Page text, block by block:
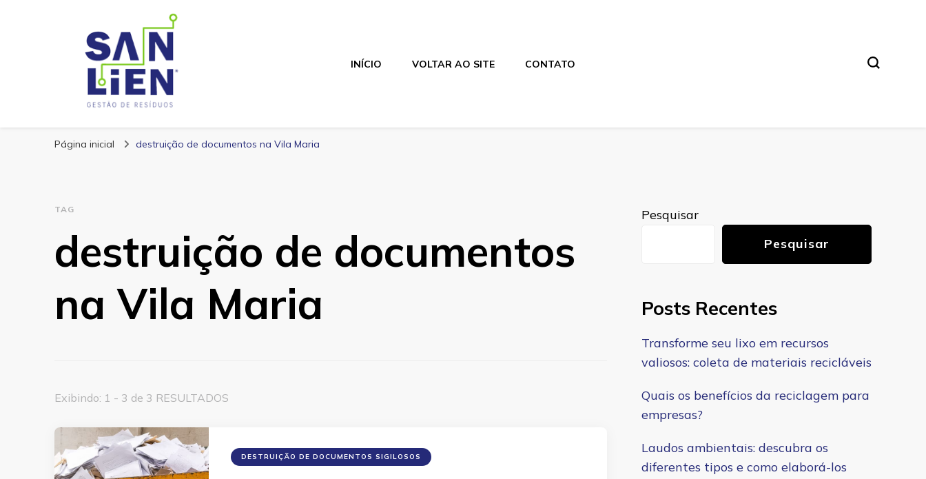
San Lien
INÍCIO VOLTAR AO SITE CONTATO
Página inicial destruição de documentos na Vila Maria
TAG
destruição de documentos
na Vila Maria
Exibindo: 1 - 3 de 3 RESULTADOS
DESTRUIÇÃO DE DOCUMENTOS SIGILOSOS
Pesquisar
Pesquisar
Posts Recentes
Transforme seu lixo em recursos
valiosos: coleta de materiais recicláveis
Quais os benefícios da reciclagem para
empresas?
Laudos ambientais: descubra os
diferentes tipos e como elaborá-los